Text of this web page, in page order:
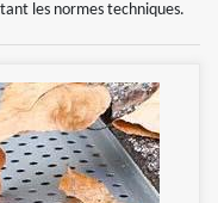
les normes techniques.